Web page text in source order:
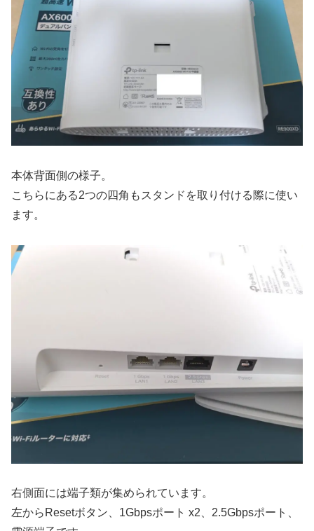
本体背面側の様子。
こちらにある2つの四角もスタンドを取り付ける際に使い
ます。
右側面には端子類が集められています。
左からResetボタン、1Gbpsポート x2、2.5Gbpsポート、